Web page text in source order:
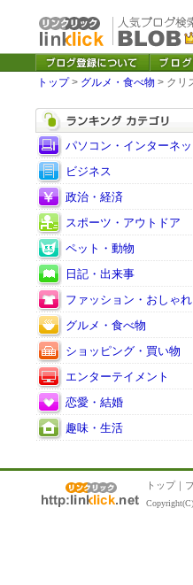
トップ> グルメ・食べ物 > クリ
パソコン・インターネッ
ビジネス
政治・経済
スポーツ・アウトドア
ペット・動物
日記・出来事
ファッション・おしゃれ
グルメ・食べ物
ショッピング・買い物
エンターテイメント
恋愛・結婚
趣味・生活
トップ｜